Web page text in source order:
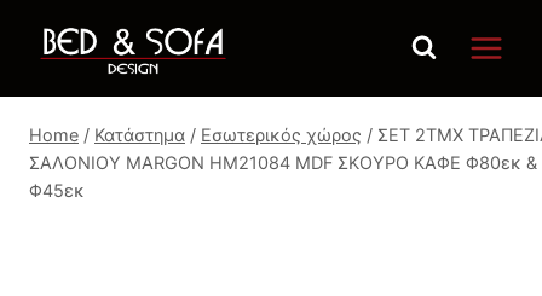
Home / Κατάστημα / Εσωτερικός χώρος / ΣΕΤ 2ΤΜΧ
ΣΑΛΟΝΙΟΥ MARGON HM21084 MDF ΣΚΟΥΡΟ ΚΑΦΕ Φ80εκ &
Φ45εκ